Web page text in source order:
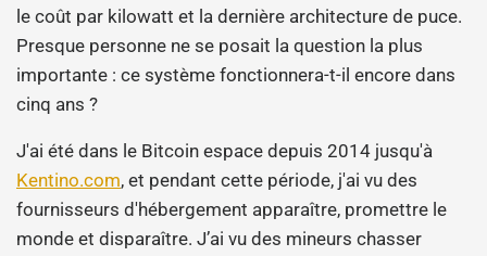
le coût par kilowatt et la dernière architecture de puce.
Presque personne ne se posait la question la plus
importante : ce système fonctionnera-t-il encore dans
cinq ans ?
J'ai été dans le Bitcoin espace depuis 2014 jusqu'à
Kentino.com, et pendant cette période, j'ai vu des
fournisseurs d'hébergement apparaître, promettre le
monde et disparaître. J’ai vu des mineurs chasser